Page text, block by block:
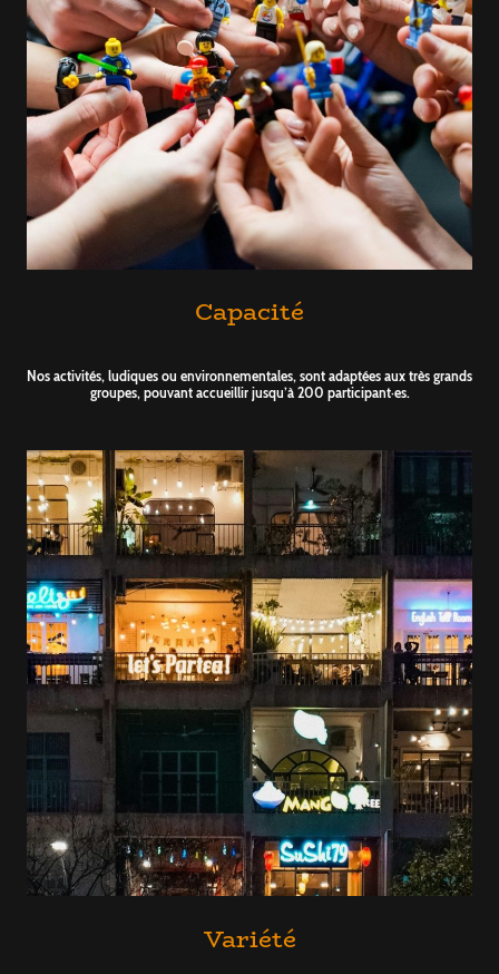
Capacité
Nos activités, ludiques ou environnementales, sont adaptées aux très grands
groupes, pouvant accueillir jusqu’à 200 participant·es.
Variété